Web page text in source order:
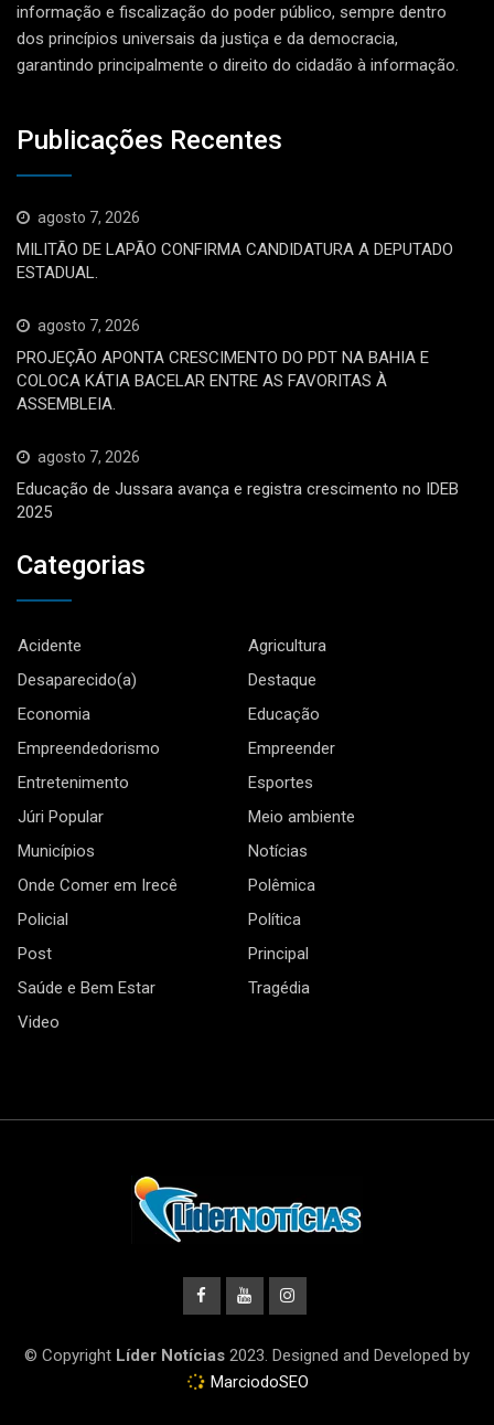
informação e fiscalização do poder público, sempre dentro
dos princípios universais da justiça e da democracia,
garantindo principalmente o direito do cidadão à informação.
Publicações Recentes
agosto 7, 2026
MILITÃO DE LAPÃO CONFIRMA CANDIDATURA A DEPUTADO
ESTADUAL.
agosto 7, 2026
PROJEÇÃO APONTA CRESCIMENTO DO PDT NA BAHIA E
COLOCA KÁTIA BACELAR ENTRE AS FAVORITAS À
ASSEMBLEIA.
agosto 7, 2026
Educação de Jussara avança e registra crescimento no IDEB
2025
Categorias
Acidente
Agricultura
Desaparecido(a)
Destaque
Economia
Educação
Empreendedorismo
Empreender
Entretenimento
Esportes
Júri Popular
Meio ambiente
Municípios
Notícias
Onde Comer em Irecê
Polêmica
Policial
Política
Post
Principal
Saúde e Bem Estar
Tragédia
Video
© Copyright Líder Notícias 2023. Designed and Developed by
MarciodoSEO